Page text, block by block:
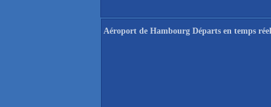
Aéroport de Hambourg Départs en temps réel